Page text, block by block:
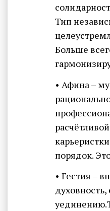
Тип
Больше
• Афина –
порядок.
• Гестия –